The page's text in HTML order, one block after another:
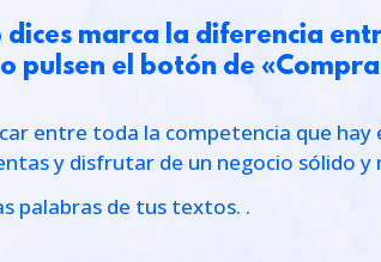
dices marca la diferencia
pulsen el botón de
entre toda la competencia que hay
y disfrutar de un negocio sólido y
palabras de tus textos. .